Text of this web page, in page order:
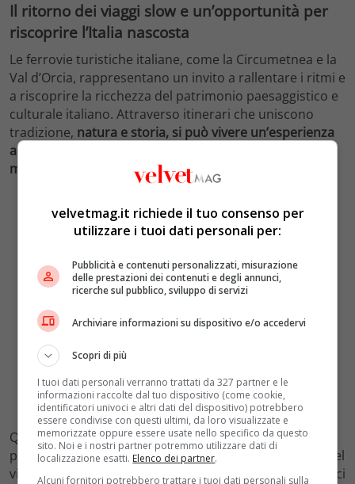
Il ritorno dei viaggi slow e un’opportunità per
riscoprire l’Italia nascosta
Le ferrovie turistiche italiane, come la Circumetnea e la
Val d’Orcia, rappresentano un invito a rallentare i ritmi e
a riscoprire la ricchezza del patrimonio paesaggistico e
culturale italiano. Attraverso itinerari che uniscono
tradizione, natura e storia, si può vivere un’esperienza
autentica, lontano dal caos e dalla rapidità dei mezzi
moderni.
Questa stagione autunnale offre quindi un’occasione
preziosa per italiani e stranieri di riscoprire il fascino del
viaggio su rotaia, accompagnati da scenari naturali unici
velvetmag.it richiede il tuo consenso per
utilizzare i tuoi dati personali per:
Pubblicità e contenuti personalizzati, misurazione
delle prestazioni dei contenuti e degli annunci,
ricerche sul pubblico, sviluppo di servizi
Archiviare informazioni su dispositivo e/o accedervi
Scopri di più
I tuoi dati personali verranno trattati da 327 partner e le
informazioni raccolte dal tuo dispositivo (come cookie,
identificatori univoci e altri dati del dispositivo) potrebbero
essere condivise con questi ultimi, da loro visualizzate e
memorizzate oppure essere usate nello specifico da questo
sito. Noi e i nostri partner potremmo utilizzare dati di
localizzazione esatti. Elenco dei partner.
Alcuni fornitori potrebbero trattare i tuoi dati personali sulla